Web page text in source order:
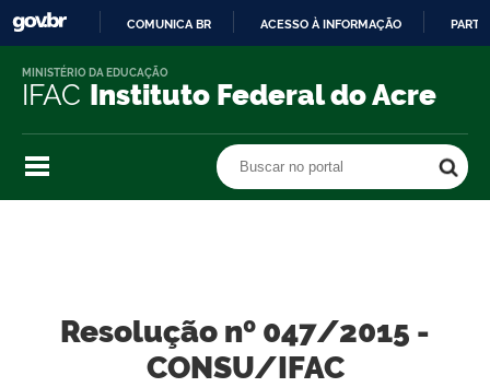
O
COMUNICA BR ACESSO À INFORMAÇÃO
IFAC Instituto Federal do Acre
MINISTÉRIO DA EDUCAÇÃO
Buscar no portal
Resolução nº 047/2015 -
CONSU/IFAC